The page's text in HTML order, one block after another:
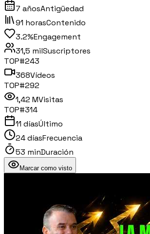
7 añosAntigüedad
91 horasContenido
3.2%Engagement
31,5 milSuscriptores
TOP#243
368Vídeos
TOP#292
1,42 MVisitas
TOP#314
11 díasÚltimo
24 díasFrecuencia
53 minDuración
Marcar como visto